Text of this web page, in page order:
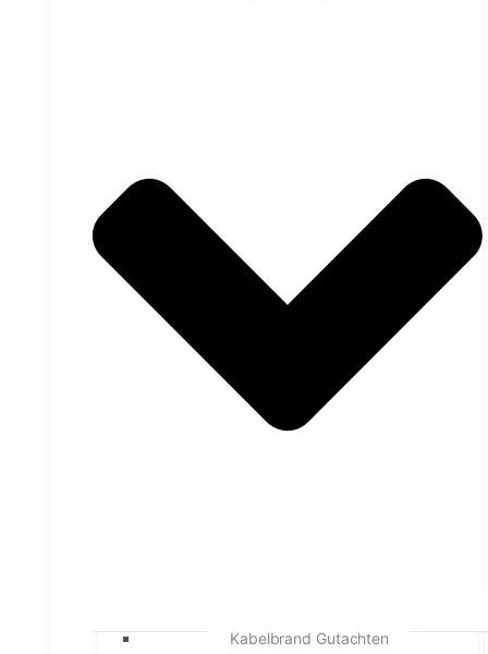
Kabelbrand Gutachten